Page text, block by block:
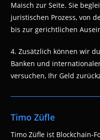
Maisch zur Seite. Sie
juristischen Prozess, von
bis zur gerichtlichen
4. Zusätzlich können wir
Banken und
versuchen, Ihr Geld
Timo Züfle
Timo Züfle ist Blockchain-